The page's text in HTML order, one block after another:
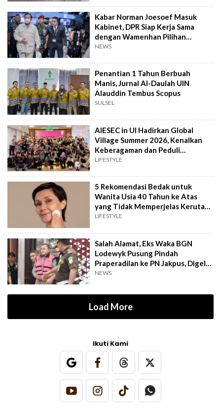
Kabar Norman Joesoef Masuk
Kabinet, DPR Siap Kerja Sama
dengan Wamenhan Pilihan
Prabowo
NEWS
Penantian 1 Tahun Berbuah
Manis, Jurnal Al-Daulah UIN
Alauddin Tembus Scopus
SULSEL
AIESEC in UI Hadirkan Global
Village Summer 2026, Kenalkan
Keberagaman dan Peduli
Lingkungan
LIFESTYLE
5 Rekomendasi Bedak untuk
Wanita Usia 40 Tahun ke Atas
yang Tidak Memperjelas Kerutan
sesuai Review
LIFESTYLE
Salah Alamat, Eks Waka BGN
Lodewyk Pusung Pindah
Praperadilan ke PN Jakpus, Digelar
12 Agustus
NEWS
Load More
Ikuti Kami